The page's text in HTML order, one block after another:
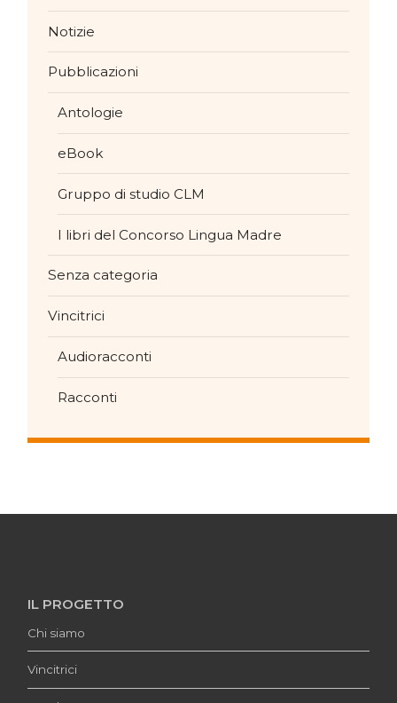
Notizie
Pubblicazioni
Antologie
eBook
Gruppo di studio CLM
I libri del Concorso Lingua Madre
Senza categoria
Vincitrici
Audioracconti
Racconti
IL PROGETTO
Chi siamo
Vincitrici